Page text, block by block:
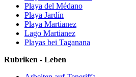
Playa del Médano
Playa Jardín
Playa Martianez
Lago Martianez
Playas bei Taganana
Rubriken - Leben